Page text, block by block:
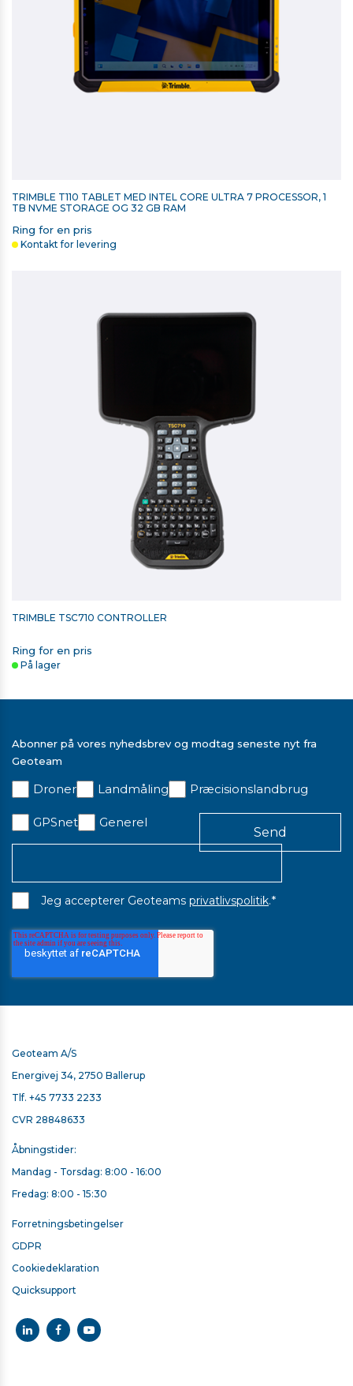
TRIMBLE T110 TABLET MED INTEL CORE ULTRA 7 PROCESSOR, 1
TB NVME STORAGE OG 32 GB RAM
Ring for en pris
Kontakt for levering
TRIMBLE TSC710 CONTROLLER
Ring for en pris
På lager
Abonner på vores nyhedsbrev og modtag seneste nyt fra
Geoteam
Droner Landmåling Præcisionslandbrug
GPSnet Generel
Jeg accepterer Geoteams privatlivspolitik.*
Geoteam A/S
Energivej 34, 2750 Ballerup
Tlf. +45 7733 2233
CVR 28848633
Åbningstider:
Mandag - Torsdag: 8:00 - 16:00
Fredag: 8:00 - 15:30
Forretningsbetingelser
GDPR
Cookiedeklaration
Quicksupport